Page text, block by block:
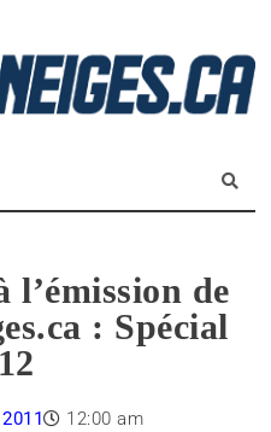
l’émission de
: Spécial
12:00 am